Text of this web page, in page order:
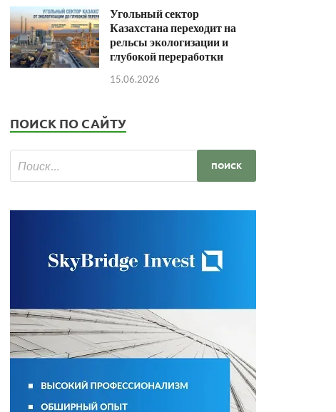
Угольный сектор
Казахстана переходит на
рельсы экологизации и
глубокой переработки
15.06.2026
ПОИСК ПО САЙТУ